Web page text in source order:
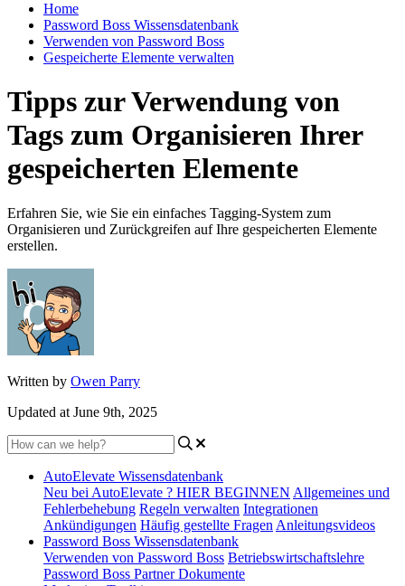
Home
Password Boss Wissensdatenbank
Verwenden von Password Boss
Gespeicherte Elemente verwalten
Tipps zur Verwendung von
Tags zum Organisieren Ihrer
gespeicherten Elemente
Erfahren Sie, wie Sie ein einfaches Tagging-System zum
Organisieren und Zurückgreifen auf Ihre gespeicherten Elemente
erstellen.
Written by Owen Parry
Updated at June 9th, 2025
AutoElevate Wissensdatenbank
Neu bei AutoElevate ? HIER BEGINNEN Allgemeines und
Fehlerbehebung Regeln verwalten Integrationen
Ankündigungen Häufig gestellte Fragen Anleitungsvideos
Password Boss Wissensdatenbank
Verwenden von Password Boss Betriebswirtschaftslehre
Password Boss Partner Dokumente